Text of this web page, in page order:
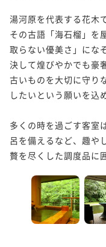
湯河原を代表する花木
その古語「海石榴」を
取らない優美さ」にな
決して煌びやかでも豪
古いものを大切に守り
したいという願いを込
多くの時を過ごす客室
呂を備えるなど、趣や
贅を尽くした調度品に